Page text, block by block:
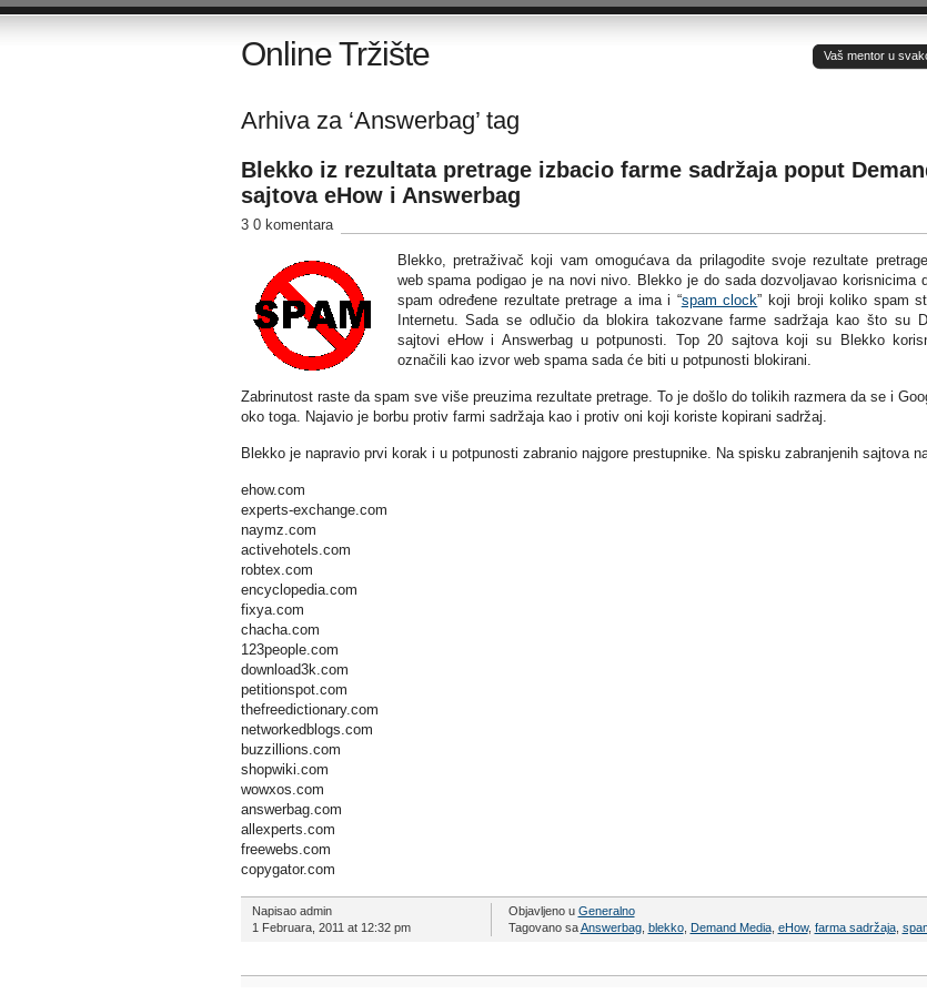
Online Tržište Vaš mentor u
Arhiva za ‘Answerbag’ tag
Blekko iz rezultata pretrage izbacio farme sadržaja poput
sajtova eHow i Answerbag
3 0 komentara
Blekko, pretraživač koji vam omogućava da prilagodite svoje rezultate
web spama podigao je na novi nivo. Blekko je do sada dozvoljavao korisnicima
spam određene rezultate pretrage a ima i “spam clock” koji broji koliko spam
Internetu. Sada se odlučio da blokira takozvane farme sadržaja kao što su
sajtovi eHow i Answerbag u potpunosti. Top 20 sajtova koji su Blekko
označili kao izvor web spama sada će biti u potpunosti blokirani.
Zabrinutost raste da spam sve više preuzima rezultate pretrage. To je došlo do tolikih razmera da se i
oko toga. Najavio je borbu protiv farmi sadržaja kao i protiv oni koji koriste kopirani sadržaj.
Blekko je napravio prvi korak i u potpunosti zabranio najgore prestupnike. Na spisku zabranjenih sajtova
ehow.com
experts-exchange.com
naymz.com
activehotels.com
robtex.com
encyclopedia.com
fixya.com
chacha.com
123people.com
download3k.com
petitionspot.com
thefreedictionary.com
networkedblogs.com
buzzillions.com
shopwiki.com
wowxos.com
answerbag.com
allexperts.com
freewebs.com
copygator.com
Napisao admin
1 Februara, 2011 at 12:32 pm
Objavljeno u Generalno
Tagovano saAnswerbag, blekko, Demand Media, eHow, farma sadržaja,